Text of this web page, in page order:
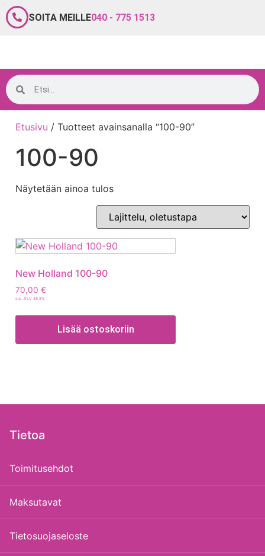
SOITA MEILLE040 - 775 1513
Etusivu / Tuotteet avainsanalla “100-90”
100-90
Näytetään ainoa tulos
New Holland 100-90
70,00 €
sis. ALV 25,5%
Lisää ostoskoriin
Tietoa
Toimitusehdot
Maksutavat
Tietosuojaseloste